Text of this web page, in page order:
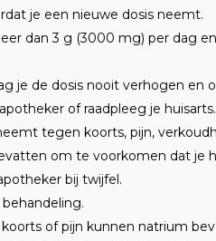
je een nieuwe dosis neemt.
dan 3 g (3000 mg) per dag
je de dosis nooit verhogen en
of raadpleeg je huisarts.
tegen koorts, pijn,
om te voorkomen dat je
bij twijfel.
of pijn kunnen natrium